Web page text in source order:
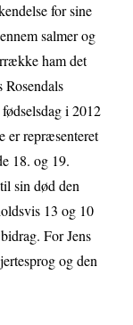
for sine
salmer og
ham det
Rosendals
i 2012
er repræsenteret
18. og 19.
sin død den
13 og 10
For Jens
og den